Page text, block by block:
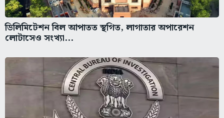
ডিলিমিটেশন বিল আপাতত স্থগিত, লাগাতার অপারেশন
লোটাসেও সংখ্যা...